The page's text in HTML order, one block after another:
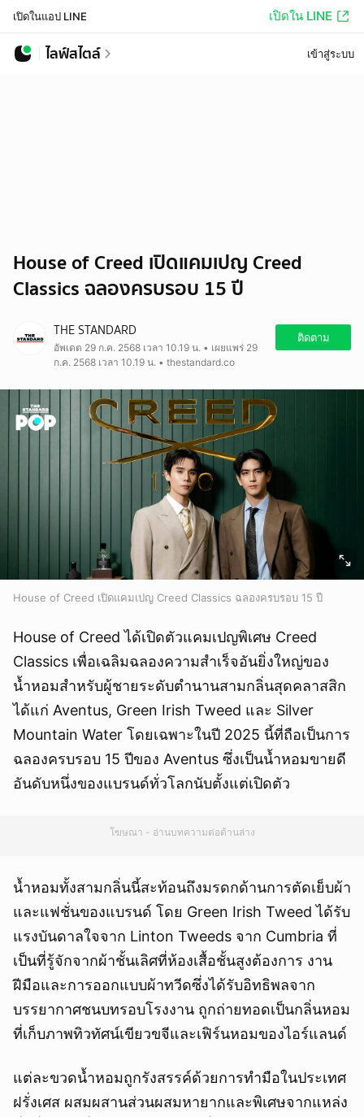
เปิดในแอป LINE เปิดใน LINE
ไลฟ์สไตล์ เข้าสู่ระบบ
House of Creed เปิดแคมเปญ Creed
Classics ฉลองครบรอบ 15 ปี
THE STANDARD
อัพเดต 29 ก.ค. 2568 เวลา 10.19 น. • เผยแพร่ 29
ก.ค. 2568 เวลา 10.19 น. • thestandard.co
ติดตาม
House of Creed เปิดแคมเปญ Creed Classics ฉลองครบรอบ 15 ปี
House of Creed ได้เปิดตัวแคมเปญพิเศษ Creed
Classics เพื่อเฉลิมฉลองความสำเร็จอันยิ่งใหญ่ของ
น้ำหอมสำหรับผู้ชายระดับตำนานสามกลิ่นสุดคลาสสิก
ได้แก่ Aventus, Green Irish Tweed และ Silver
Mountain Water โดยเฉพาะในปี 2025 นี้ที่ถือเป็นการ
ฉลองครบรอบ 15 ปีของ Aventus ซึ่งเป็นน้ำหอมขายดี
อันดับหนึ่งของแบรนด์ทั่วโลกนับตั้งแต่เปิดตัว
โฆษณา - อ่านบทความต่อด้านล่าง
น้ำหอมทั้งสามกลิ่นนี้สะท้อนถึงมรดกด้านการตัดเย็บผ้า
และแฟชั่นของแบรนด์ โดย Green Irish Tweed ได้รับ
แรงบันดาลใจจาก Linton Tweeds จาก Cumbria ที่
เป็นที่รู้จักจากผ้าชั้นเลิศที่ห้องเสื้อชั้นสูงต้องการ งาน
ฝีมือและการออกแบบผ้าทวีดซึ่งได้รับอิทธิพลจาก
บรรยากาศชนบทรอบโรงงาน ถูกถ่ายทอดเป็นกลิ่นหอม
ที่เก็บภาพทิวทัศน์เขียวขจีและเฟิร์นหอมของไอร์แลนด์
แต่ละขวดน้ำหอมถูกรังสรรค์ด้วยการทำมือในประเทศ
ฝรั่งเศส ผสมผสานส่วนผสมหายากและพิเศษจากแหล่ง